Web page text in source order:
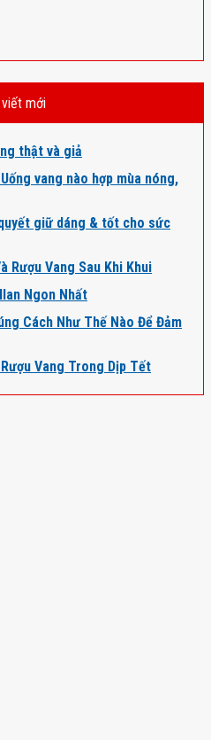
viết mới
thật và giả
vang nào hợp mùa nóng,
giữ dáng & tốt cho sức
Rượu Vang Sau Khi Khui
Ngon Nhất
Cách Như Thế Nào Để Đảm
Vang Trong Dịp Tết